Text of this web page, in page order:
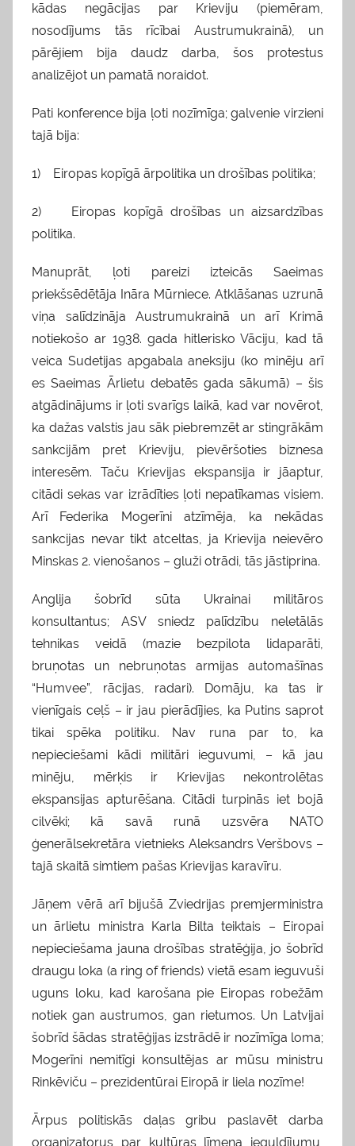
kādas negācijas par Krieviju (piemēram,
nosodījums tās rīcībai Austrumukrainā), un
pārējiem bija daudz darba, šos protestus
analizējot un pamatā noraidot.
Pati konference bija ļoti nozīmīga; galvenie virzieni
tajā bija:
1) Eiropas kopīgā ārpolitika un drošības politika;
2) Eiropas kopīgā drošības un aizsardzības
politika.
Manuprāt, ļoti pareizi izteicās Saeimas
priekšsēdētāja Ināra Mūrniece. Atklāšanas uzrunā
viņa salīdzināja Austrumukrainā un arī Krimā
notiekošo ar 1938. gada hitlerisko Vāciju, kad tā
veica Sudetijas apgabala aneksiju (ko minēju arī
es Saeimas Ārlietu debatēs gada sākumā) – šis
atgādinājums ir ļoti svarīgs laikā, kad var novērot,
ka dažas valstis jau sāk piebremzēt ar stingrākām
sankcijām pret Krieviju, pievēršoties biznesa
interesēm. Taču Krievijas ekspansija ir jāaptur,
citādi sekas var izrādīties ļoti nepatīkamas visiem.
Arī Federika Mogerīni atzīmēja, ka nekādas
sankcijas nevar tikt atceltas, ja Krievija neievēro
Minskas 2. vienošanos – gluži otrādi, tās jāstiprina.
Anglija šobrīd sūta Ukrainai militāros
konsultantus; ASV sniedz palīdzību neletālās
tehnikas veidā (mazie bezpilota lidaparāti,
bruņotas un nebruņotas armijas automašīnas
“Humvee”, rācijas, radari). Domāju, ka tas ir
vienīgais ceļš – ir jau pierādījies, ka Putins saprot
tikai spēka politiku. Nav runa par to, ka
nepieciešami kādi militāri ieguvumi, – kā jau
minēju, mērķis ir Krievijas nekontrolētas
ekspansijas apturēšana. Citādi turpinās iet bojā
cilvēki; kā savā runā uzsvēra NATO
ģenerālsekretāra vietnieks Aleksandrs Veršbovs –
tajā skaitā simtiem pašas Krievijas karavīru.
Jāņem vērā arī bijušā Zviedrijas premjerministra
un ārlietu ministra Karla Bilta teiktais – Eiropai
nepieciešama jauna drošības stratēģija, jo šobrīd
draugu loka (a ring of friends) vietā esam ieguvuši
uguns loku, kad karošana pie Eiropas robežām
notiek gan austrumos, gan rietumos. Un Latvijai
šobrīd šādas stratēģijas izstrādē ir nozīmīga loma;
Mogerīni nemitīgi konsultējas ar mūsu ministru
Rinkēviču – prezidentūrai Eiropā ir liela nozīme!
Ārpus politiskās daļas gribu paslavēt darba
organizatorus par kultūras līmeņa ieguldījumu,